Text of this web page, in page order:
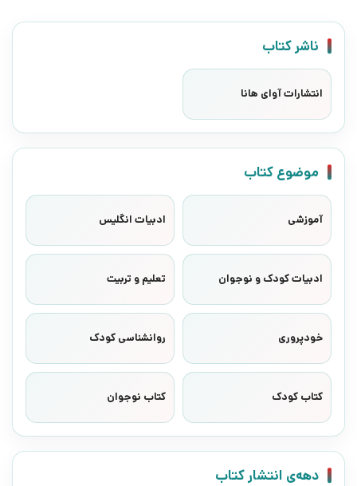
ناشر کتاب
انتشارات آوای هانا
موضوع کتاب
آموزشی ادبیات انگلیس
ادبیات کودک و نوجوان تعلیم و تربیت
خودپروری روانشناسی کودک
کتاب کودک کتاب نوجوان
دهه‌ی انتشار کتاب